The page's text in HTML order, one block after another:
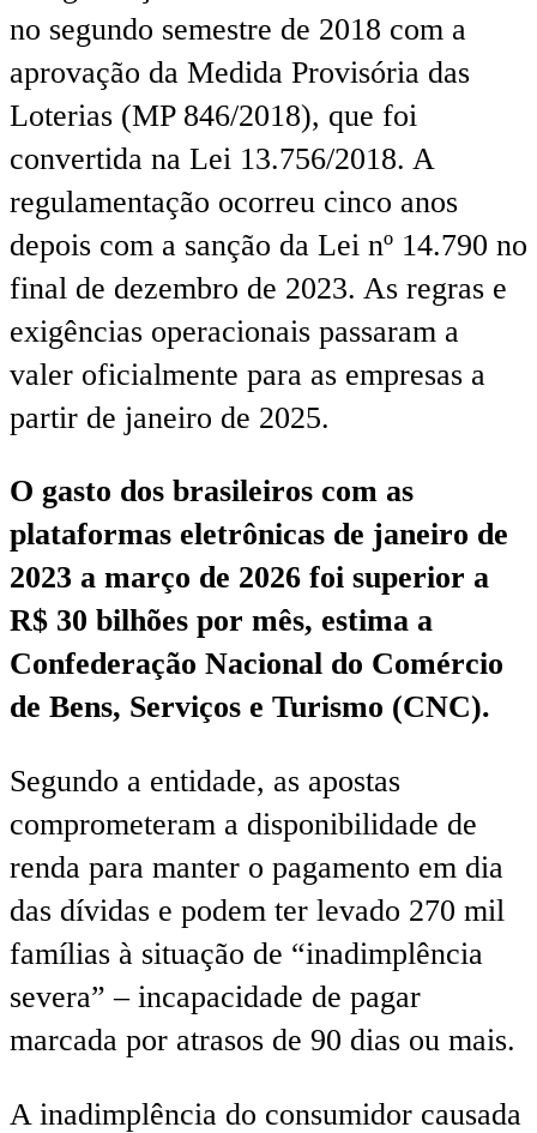
no segundo semestre de 2018 com a
aprovação da Medida Provisória das
Loterias (MP 846/2018), que foi
convertida na Lei 13.756/2018. A
regulamentação ocorreu cinco anos
depois com a sanção da Lei nº 14.790 no
final de dezembro de 2023. As regras e
exigências operacionais passaram a
valer oficialmente para as empresas a
partir de janeiro de 2025.
O gasto dos brasileiros com as
plataformas eletrônicas de janeiro de
2023 a março de 2026 foi superior a
R$ 30 bilhões por mês, estima a
Confederação Nacional do Comércio
de Bens, Serviços e Turismo (CNC).
Segundo a entidade, as apostas
comprometeram a disponibilidade de
renda para manter o pagamento em dia
das dívidas e podem ter levado 270 mil
famílias à situação de “inadimplência
severa” – incapacidade de pagar
marcada por atrasos de 90 dias ou mais.
A inadimplência do consumidor causada